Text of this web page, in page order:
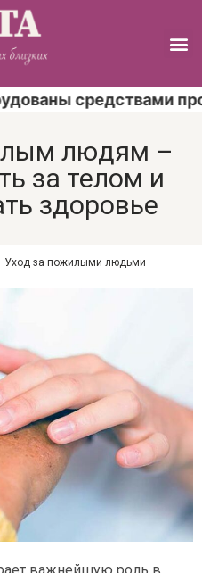
средствами
людям –
за телом и
здоровье
Уход за пожилыми людьми